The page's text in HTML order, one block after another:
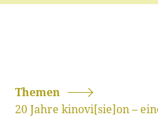
Themen
20 Jahre kinovi[sie]on –